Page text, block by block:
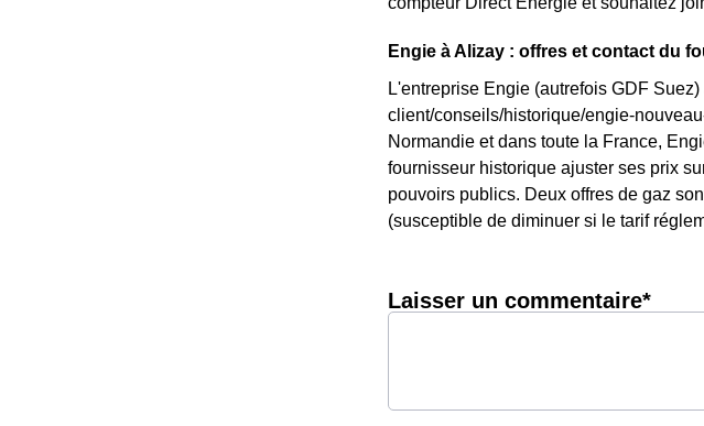
Engie à Alizay : offres et contact du
L'entreprise Engie (autrefois GDF
client/conseils/historique/engie-
Normandie et dans toute la France,
fournisseur historique ajuster ses prix
pouvoirs publics. Deux offres de gaz
(susceptible de diminuer si le tarif
Laisser un commentaire*